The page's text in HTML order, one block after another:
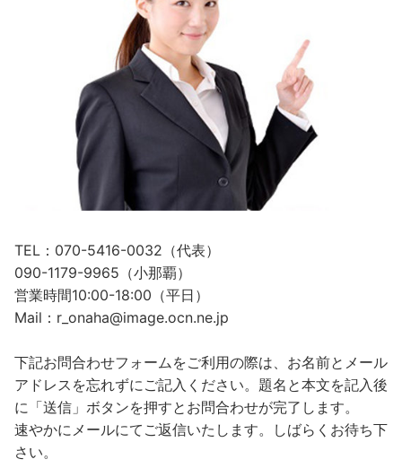
TEL：070-5416-0032（代表）
090-1179-9965（小那覇）
営業時間10:00-18:00（平日）
Mail：r_onaha@image.ocn.ne.jp
下記お問合わせフォームをご利用の際は、お名前とメール
アドレスを忘れずにご記入ください。題名と本文を記入後
に「送信」ボタンを押すとお問合わせが完了します。
速やかにメールにてご返信いたします。しばらくお待ち下
さい。